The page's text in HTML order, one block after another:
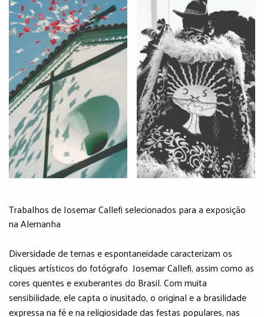
Trabalhos de Josemar Callefi selecionados para a exposição
na Alemanha
Diversidade de temas e espontaneidade caracterizam os
cliques artísticos do fotógrafo Josemar Callefi, assim como as
cores quentes e exuberantes do Brasil. Com muita
sensibilidade, ele capta o inusitado, o original e a brasilidade
expressa na fé e na religiosidade das festas populares, nas